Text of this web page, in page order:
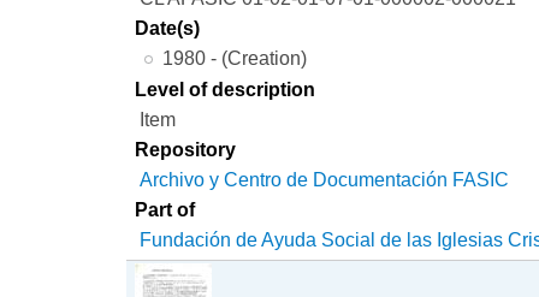
Date(s)
1980 - (Creation)
Level of description
Item
Repository
Archivo y Centro de Documentación FASIC
Part of
Fundación de Ayuda Social de las Iglesias